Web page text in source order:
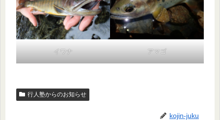
イワナ アマゴ
行人塾からのお知らせ
kojin-juku